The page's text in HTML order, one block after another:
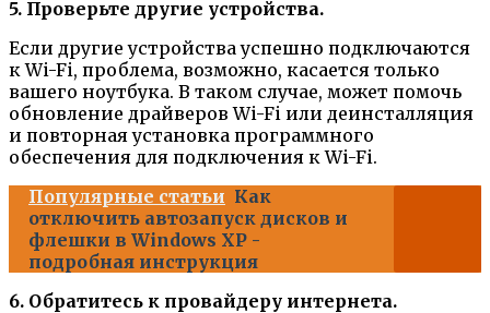
5. Проверьте другие устройства.
Если другие устройства успешно подключаются
к Wi-Fi, проблема, возможно, касается только
вашего ноутбука. В таком случае, может помочь
обновление драйверов Wi-Fi или деинсталляция
и повторная установка программного
обеспечения для подключения к Wi-Fi.
Популярные статьи Как
отключить автозапуск дисков и
флешки в Windows XP -
подробная инструкция
6. Обратитесь к провайдеру интернета.